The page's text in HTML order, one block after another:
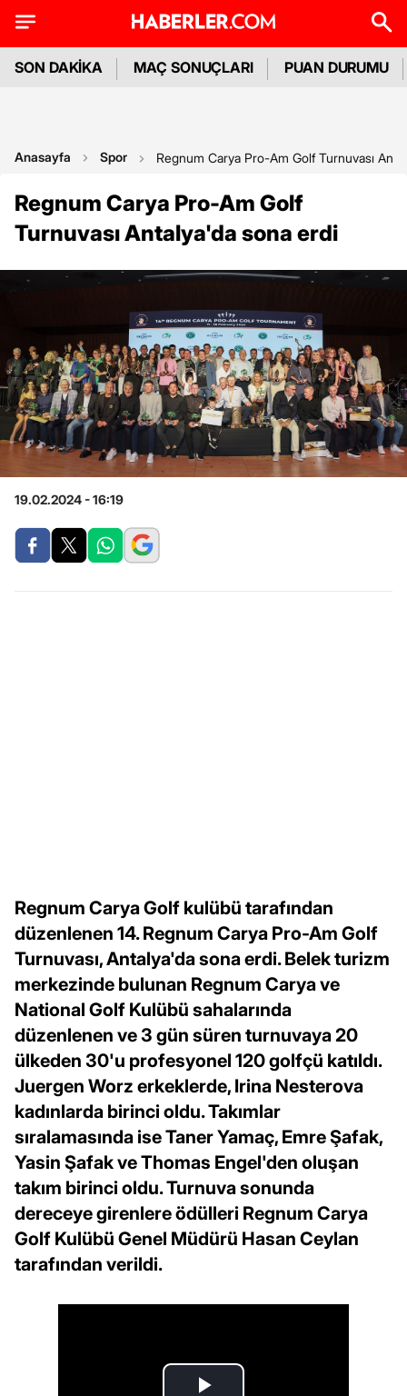
SON DAKİKA MAÇ SONUÇLARI PUAN DURUMU
Anasayfa Spor Regnum Carya Pro-Am Golf Turnuvası
Regnum Carya Pro-Am Golf
Turnuvası Antalya'da sona erdi
19.02.2024 - 16:19
Regnum Carya Golf kulübü tarafından
düzenlenen 14. Regnum Carya Pro-Am Golf
Turnuvası, Antalya'da sona erdi. Belek turizm
merkezinde bulunan Regnum Carya ve
National Golf Kulübü sahalarında
düzenlenen ve 3 gün süren turnuvaya 20
ülkeden 30'u profesyonel 120 golfçü katıldı.
Juergen Worz erkeklerde, Irina Nesterova
kadınlarda birinci oldu. Takımlar
sıralamasında ise Taner Yamaç, Emre Şafak,
Yasin Şafak ve Thomas Engel'den oluşan
takım birinci oldu. Turnuva sonunda
dereceye girenlere ödülleri Regnum Carya
Golf Kulübü Genel Müdürü Hasan Ceylan
tarafından verildi.